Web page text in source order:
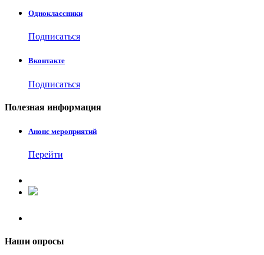
Одноклассники
Подписаться
Вконтакте
Подписаться
Полезная информация
Анонс мероприятий
Перейти
Наши опросы